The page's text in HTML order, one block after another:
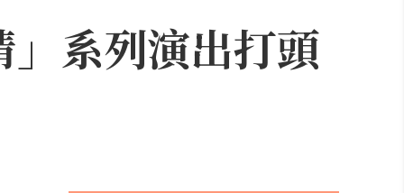
系列演出打頭